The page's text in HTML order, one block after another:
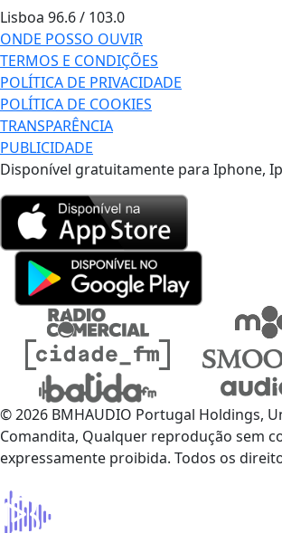
Lisboa 96.6 / 103.0
ONDE POSSO OUVIR
TERMOS E CONDIÇÕES
POLÍTICA DE PRIVACIDADE
POLÍTICA DE COOKIES
TRANSPARÊNCIA
PUBLICIDADE
Disponível gratuitamente para Iphone,
© 2026 BMHAUDIO Portugal Holdings,
Comandita, Qualquer reprodução sem
expressamente proibida. Todos os